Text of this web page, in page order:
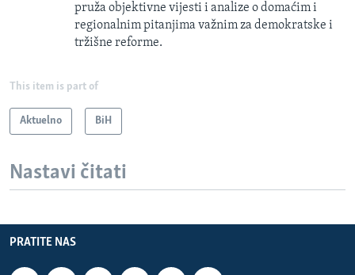
pruža objektivne vijesti i analize o domaćim i
regionalnim pitanjima važnim za demokratske i
tržišne reforme.
This item is part of
Aktuelno BiH
Nastavi čitati
PRATITE NAS